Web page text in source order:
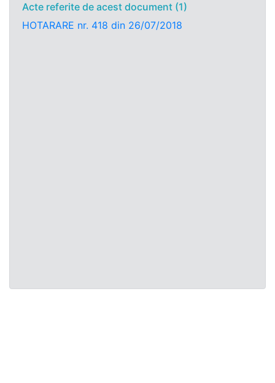
Acte referite de acest document (1)
HOTARARE nr. 418 din 26/07/2018